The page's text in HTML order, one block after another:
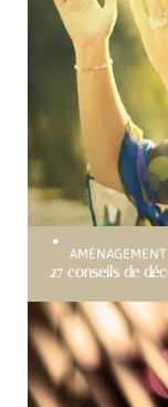
AMÉNAGEMENT
27 conseils de